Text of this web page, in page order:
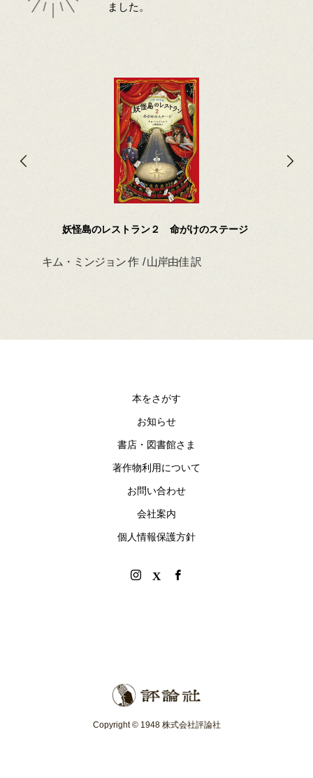
ました。
妖怪島のレストラン２ 命がけのステージ
キム・ミンジョン 作 / 山岸由佳 訳
本をさがす
お知らせ
書店・図書館さま
著作物利用について
お問い合わせ
会社案内
個人情報保護方針
Copyright © 1948 株式会社評論社